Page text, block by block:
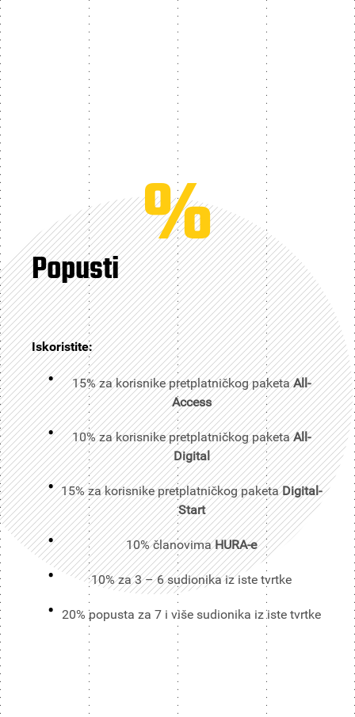
%
Popusti
Iskoristite:
15% za korisnike pretplatničkog paketaAll-
Access
10% za korisnike pretplatničkog paketaAll-
Digital
15% za korisnike pretplatničkog paketaDigital-
Start
10% članovimaHURA-e
10% za 3 – 6 sudionika iz iste tvrtke
20% popusta za 7 i više sudionika iz iste tvrtke